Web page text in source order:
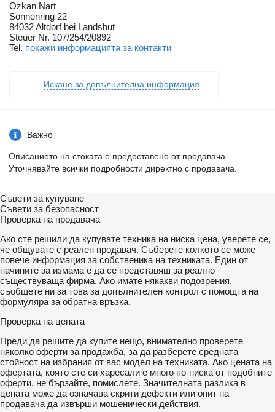
Özkan Nart
Sonnenring 22
84032 Altdorf bei Landshut
Steuer Nr. 107/254/20892
Tel. покажи информацията за контакти
Искане за допълнителна информация
Важно
Описанието на стоката е предоставено от продавача.
Уточнявайте всички подробности директно с продавача.
Съвети за купуване
Съвети за безопасност
Проверка на продавача
Ако сте решили да купувате техника на ниска цена, уверете се,
че общувате с реален продавач. Съберете колкото се може
повече информация за собственика на техниката. Един от
начините за измама е да се представяш за реално
съществуваща фирма. Ако имате някакви подозрения,
съобщете ни за това за допълнителен контрол с помощта на
формуляра за обратна връзка.
Проверка на цената
Преди да решите да купите нещо, внимателно проверете
няколко оферти за продажба, за да разберете средната
стойност на избрания от вас модел на техниката. Ако цената на
офертата, която сте си харесали е много по-ниска от подобните
оферти, не бързайте, помислете. Значителната разлика в
цената може да означава скрити дефекти или опит на
продавача да извърши мошенически действия.